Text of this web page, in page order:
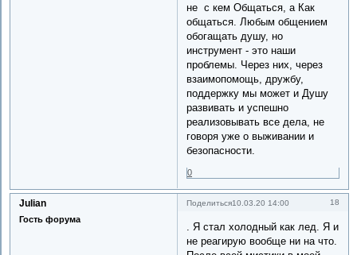
не с кем Общаться, а Как
общаться. Любым общением
обогащать душу, но
инструмент - это наши
проблемы. Через них, через
взаимопомощь, дружбу,
поддержку мы может и Душу
развивать и успешно
реализовывать все дела, не
говоря уже о выживании и
безопасности.
0
Поделиться 18
10.03.20 14:00
Julian
Гость форума
. Я стал холодный как лед. Я и
не реагирую вообще ни на что.